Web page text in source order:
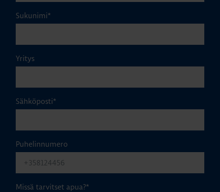
Sukunimi*
Yritys
Sähköposti*
Puhelinnumero
Missä tarvitset apua?*